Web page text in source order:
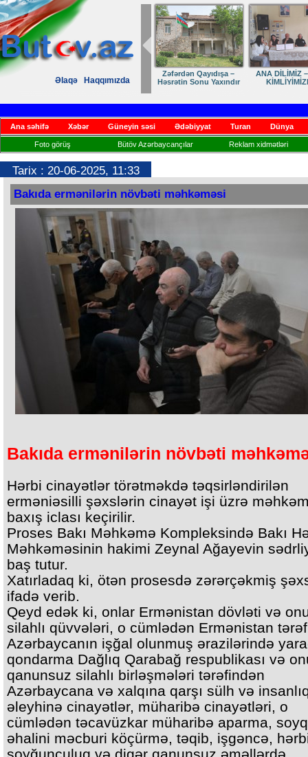
Əlaqə Haqqımızda
Zəfərdən Qayıdışa –
Həsrətin Sonu Yaxındır
ANA DİLİMİZ
Ana səhifə Xəbər Güneyin səsi Ədəbiyyat Turan Dünya
Foto görüş Bütöv Azərbaycançılar Reklam xidmətləri
Tarix : 20-06-2025, 11:33
Bakıda ermənilərin növbəti məhkəməsi
Bakıda ermənilərin növbəti
Hərbi cinayətlər törətməkdə təqsirləndirilən
erməniəsilli şəxslərin cinayət işi üzrə
baxış iclası keçirilir.
Proses Bakı Məhkəmə Kompleksində Bakı
Məhkəməsinin hakimi Zeynal Ağayevin
baş tutur.
Xatırladaq ki, ötən prosesdə zərərçəkmiş
ifadə verib.
Qeyd edək ki, onlar Ermənistan dövləti və
silahlı qüvvələri, o cümlədən Ermənistan
Azərbaycanın işğal olunmuş ərazilərində
qondarma Dağlıq Qarabağ respublikası və
qanunsuz silahlı birləşmələri tərəfindən
Azərbaycana və xalqına qarşı sülh və
əleyhinə cinayətlər, müharibə cinayətləri, o
cümlədən təcavüzkar müharibə aparma,
əhalini məcburi köçürmə, təqib, işgəncə,